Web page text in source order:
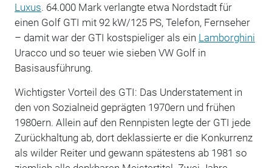
Luxus. 64.000 Mark verlangte etwa Nordstadt für
einen Golf GTI mit 92 kW/125 PS, Telefon, Fernseher
– damit war der GTI kostspieliger als ein Lamborghini
Uracco und so teuer wie sieben VW Golf in
Basisausführung.
Wichtigster Vorteil des GTI: Das Understatement in
den von Sozialneid geprägten 1970ern und frühen
1980ern. Allein auf den Rennpisten legte der GTI jede
Zurückhaltung ab, dort deklassierte er die Konkurrenz
als wilder Reiter und gewann spätestens ab 1981 so